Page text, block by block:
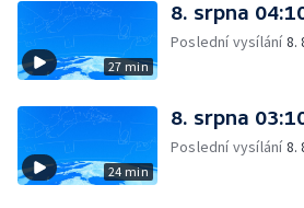
27 min
8. srpna
Poslední vysílání8.
24 min
8. srpna
Poslední vysílání8.